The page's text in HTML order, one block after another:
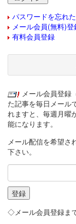
パスワードを忘れ
メール会員(無料)登
有料会員登録
メール会員登録
た記事を毎日メール
れますと、毎週月曜
能になります。
メール配信を希望さ
下さい。
◇メール会員登録ま